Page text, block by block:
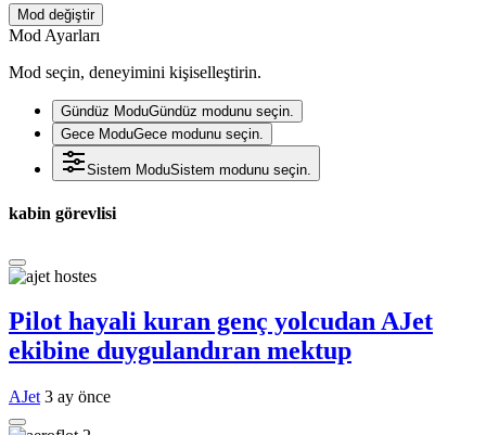
Mod değiştir
Mod Ayarları
Mod seçin, deneyimini kişiselleştirin.
Gündüz ModuGündüz modunu seçin.
Gece ModuGece modunu seçin.
Sistem ModuSistem modunu seçin.
kabin görevlisi
Pilot hayali kuran genç yolcudan AJet
ekibine duygulandıran mektup
AJet 3 ay önce